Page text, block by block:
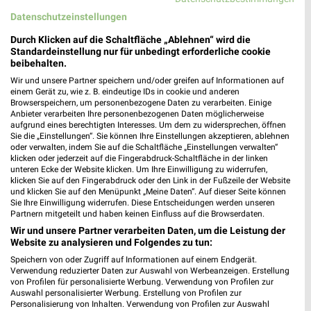
MEHR PROSPEKTE
weekli - Prospekte & Angebote App
Alle Action Angebote immer griffbereit – mit der kostenlosen
weekli App für iOS & Android.
✔Standortgenaue Angebote
✔Folge deinem Lieblingshändler
✔Push-Benachrichtigungen bei neuen Prospekten
✔Einkaufsliste - Einkauf stressfrei planen
Datenschutzeinstellungen
Durch Klicken auf die Schaltfläche „Ablehnen“ wird die
Standardeinstellung nur für unbedingt erforderliche cookie
beibehalten.
Wir und unsere Partner speichern und/oder greifen auf Informationen auf
einem Gerät zu, wie z. B. eindeutige IDs in cookie und anderen
Browserspeichern, um personenbezogene Daten zu verarbeiten. Einige
Anbieter verarbeiten Ihre personenbezogenen Daten möglicherweise
aufgrund eines berechtigten Interesses. Um dem zu widersprechen, öffnen
Sie die „Einstellungen“. Sie können Ihre Einstellungen akzeptieren, ablehnen
oder verwalten, indem Sie auf die Schaltfläche „Einstellungen verwalten“
klicken oder jederzeit auf die Fingerabdruck-Schaltfläche in der linken
unteren Ecke der Website klicken. Um Ihre Einwilligung zu widerrufen,
klicken Sie auf den Fingerabdruck oder den Link in der Fußzeile der Website
und klicken Sie auf den Menüpunkt „Meine Daten“. Auf dieser Seite können
Sie Ihre Einwilligung widerrufen. Diese Entscheidungen werden unseren
Partnern mitgeteilt und haben keinen Einfluss auf die Browserdaten.
Wir und unsere Partner verarbeiten Daten, um die Leistung der
Website zu analysieren und Folgendes zu tun:
Speichern von oder Zugriff auf Informationen auf einem Endgerät.
Verwendung reduzierter Daten zur Auswahl von Werbeanzeigen. Erstellung
von Profilen für personalisierte Werbung. Verwendung von Profilen zur
Auswahl personalisierter Werbung. Erstellung von Profilen zur
Personalisierung von Inhalten. Verwendung von Profilen zur Auswahl